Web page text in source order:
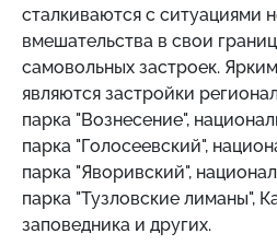
сталкиваются с ситуациями
вмешательства в свои
самовольных застроек.
являются застройки
парка "Вознесение",
парка "Голосеевский",
парка "Яворивский",
парка "Тузловские лиманы",
заповедника и других.